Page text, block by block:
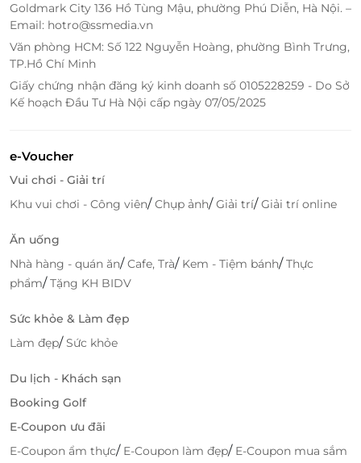
Goldmark City 136 Hồ Tùng Mậu, phường Phú Diễn, Hà Nội. –
Email: hotro@ssmedia.vn
Văn phòng HCM: Số 122 Nguyễn Hoàng, phường Bình Trưng,
TP.Hồ Chí Minh
Giấy chứng nhận đăng ký kinh doanh số 0105228259 - Do Sở
Kế hoạch Đầu Tư Hà Nội cấp ngày 07/05/2025
e-Voucher
Vui chơi - Giải trí
Khu vui chơi - Công viên/Chụp ảnh/Giải trí/Giải trí online
Ăn uống
Nhà hàng - quán ăn/Cafe, Trà/ Kem - Tiệm bánh/Thực
phẩm/Tặng KH BIDV
Sức khỏe & Làm đẹp
Làm đẹp/Sức khỏe
Du lịch - Khách sạn
Booking Golf
E-Coupon ưu đãi
E-Coupon ẩm thực/ E-Coupon làm đẹp/ E-Coupon mua sắm